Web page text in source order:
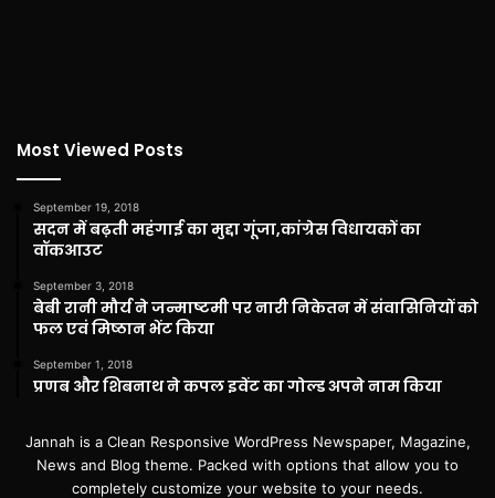
Most Viewed Posts
September 19, 2018
सदन में बढ़ती महंगाई का मुद्दा गूंजा,कांग्रेस विधायकों का
वॉकआउट
September 3, 2018
बेबी रानी मौर्य ने जन्माष्टमी पर नारी निकेतन में संवासिनियों को
फल एवं मिष्ठान भेंट किया
September 1, 2018
प्रणब और शिबनाथ ने कपल इवेंट का गोल्ड अपने नाम किया
Jannah is a Clean Responsive WordPress Newspaper, Magazine,
News and Blog theme. Packed with options that allow you to
completely customize your website to your needs.